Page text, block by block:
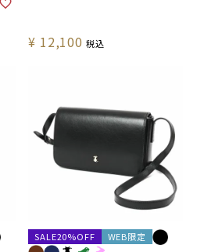
¥ 12,100 税込
SALE20%OFF WEB限定